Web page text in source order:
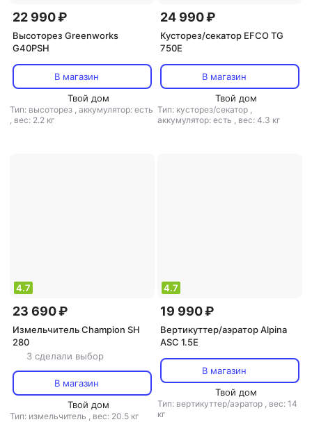
22 990 ₽
Высоторез Greenworks
G40PSH
В магазин
Твой дом
Тип: высоторез , аккумулятор: есть
, вес: 2.2 кг
24 990 ₽
Кусторез/секатор EFCO TG
750E
В магазин
Твой дом
Тип: кусторез/секатор ,
аккумулятор: есть , вес: 4.3 кг
4.7
23 690 ₽
Измельчитель Champion SH
280
3 сделали выбор
В магазин
Твой дом
Тип: измельчитель , вес: 20.5 кг
4.7
19 990 ₽
Вертикуттер/аэратор Alpina
ASC 1.5E
В магазин
Твой дом
Тип: вертикуттер/аэратор , вес: 14
кг